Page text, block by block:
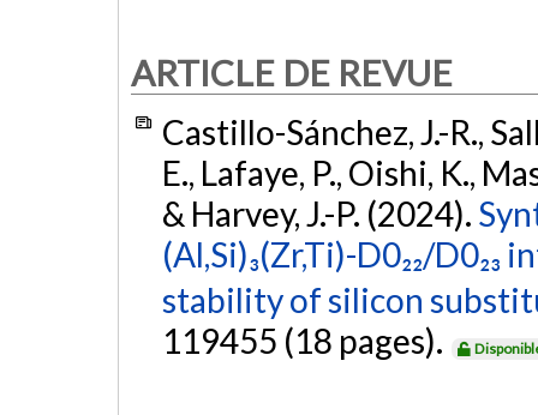
ARTICLE DE REVUE
Castillo-Sánchez, J.-R.,
E., Lafaye, P., Oishi, K.,
& Harvey, J.-P. (2024).
(Al,Si)₃(Zr,Ti)-D0₂₂/
stability of silicon
119455 (18 pages).